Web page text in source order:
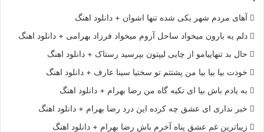
آهای مردم شهر یکی شده تنها اشوان + دانلود اهنگ
دلم یه بارون میخواد ساحل آروم میخواد فرزاد بهرامی + دانلود اهنگ
حال بد تنهاییامو از چایی لیپتون بپرسید رستاک + دانلود اهنگ
خودت بیا بیا بیا من پشتتم تو سختیا سینا عارف + دانلود اهنگ
به یادم باش بیا ای تکیه گاه من رضا بهرام + دانلود اهنگ
خبر نداری ای عشق چه کرده این درد رضا بهرام + دانلود اهنگ
زیباترین غم عشق پناه آخرم باش رضا بهرام + دانلود اهنگ